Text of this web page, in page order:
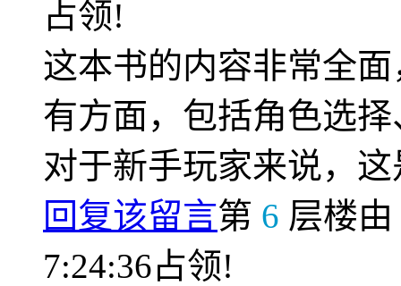
占领!
这本书的内容非常全
有方面，包括角色选
对于新手玩家来说，
回复该留言第 6 层楼由
7:24:36占领!